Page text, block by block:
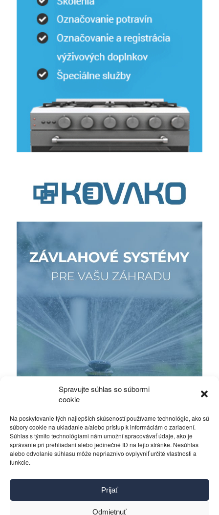
Spravujte súhlas so súbormi
cookie
Na poskytovanie tých najlepších skúseností používame technológie, ako sú
súbory cookie na ukladanie a/alebo prístup k informáciám o zariadení.
Súhlas s týmito technológiami nám umožní spracovávať údaje, ako je
správanie pri prehliadaní alebo jedinečné ID na tejto stránke. Nesúhlas
alebo odvolanie súhlasu môže nepriaznivo ovplyvniť určité vlastnosti a
funkcie.
Prijať
Odmietnuť
Kontakt
Pravidlá používania
Reklama